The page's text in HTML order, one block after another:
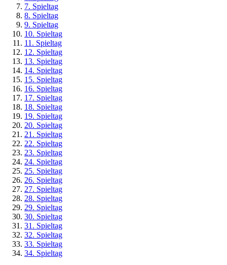
7. Spieltag
8. Spieltag
9. Spieltag
10. Spieltag
11. Spieltag
12. Spieltag
13. Spieltag
14. Spieltag
15. Spieltag
16. Spieltag
17. Spieltag
18. Spieltag
19. Spieltag
20. Spieltag
21. Spieltag
22. Spieltag
23. Spieltag
24. Spieltag
25. Spieltag
26. Spieltag
27. Spieltag
28. Spieltag
29. Spieltag
30. Spieltag
31. Spieltag
32. Spieltag
33. Spieltag
34. Spieltag